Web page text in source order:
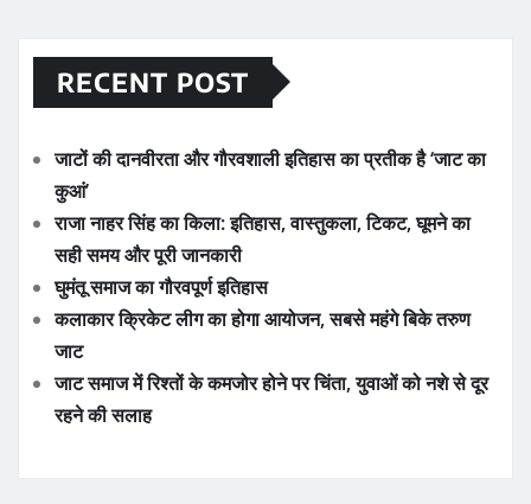
RECENT POST
जाटों की दानवीरता और गौरवशाली इतिहास का प्रतीक है ‘जाट का
कुआं’
राजा नाहर सिंह का किला: इतिहास, वास्तुकला, टिकट, घूमने का
सही समय और पूरी जानकारी
घुमंतू समाज का गौरवपूर्ण इतिहास
कलाकार क्रिकेट लीग का होगा आयोजन, सबसे महंगे बिके तरुण
जाट
जाट समाज में रिश्तों के कमजोर होने पर चिंता, युवाओं को नशे से दूर
रहने की सलाह